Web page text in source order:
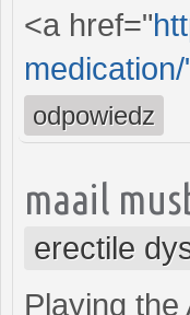
<a href="
odpowiedz
maail
erectile
Playing